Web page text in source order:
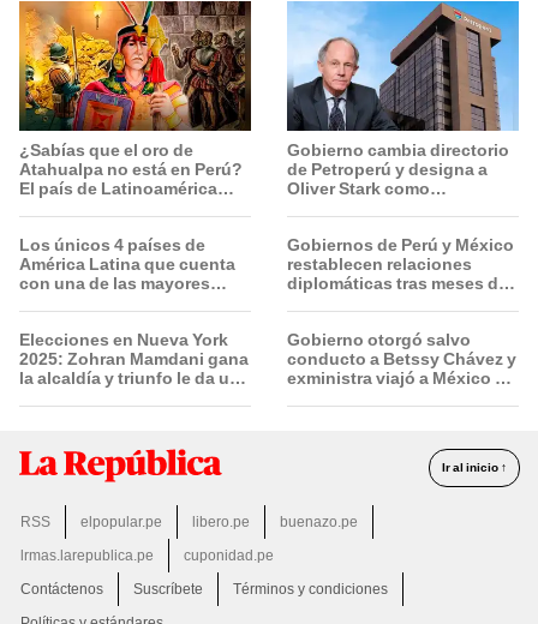
¿Sabías que el oro de
Atahualpa no está en Perú?
El país de Latinoamérica
Los únicos 4 países de
América Latina que cuenta
con una de las mayores
Elecciones en Nueva York
2025: Zohran Mamdani gana
la alcaldía y triunfo le da un
Gobierno cambia directorio
de Petroperú y designa a
Oliver Stark como
Gobiernos de Perú y México
restablecen relaciones
diplomáticas tras meses de
Gobierno otorgó salvo
conducto a Betssy Chávez y
exministra viajó a México en
Ir al inicio ↑
RSS elpopular.pe libero.pe
buenazo.pe
lrmas.larepublica.pe
cuponidad.pe
Contáctenos
Suscríbete
Términos y condiciones